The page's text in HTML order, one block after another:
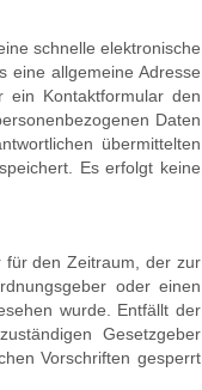
schnelle elektronische
eine allgemeine Adresse
ein Kontaktformular den
Daten
übermittelten
Es erfolgt keine
für den Zeitraum, der zur
oder einen
wurde. Entfällt der
Gesetzgeber
Vorschriften gesperrt